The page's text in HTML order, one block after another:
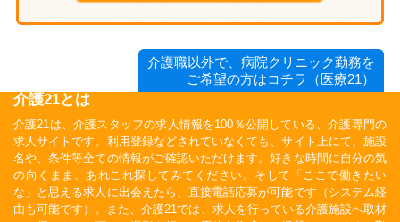
介護職以外で、病院クリニック勤務を
ご希望の方はコチラ（医療21）
介護21とは
介護21は、介護スタッフの求人情報を100％公開している、介護専門の
求人サイトです。利用登録などされていなくても、サイト上にて、施設
名や、条件等全ての情報がご確認いただけます。好きな時間に自分の気
の向くまま、あれこれ探してみてください。そして「ここで働きたい
な」と思える求人に出会えたら、直接電話応募が可能です（システム経
由も可能です）。また、介護21では、求人を行っている介護施設へ取材